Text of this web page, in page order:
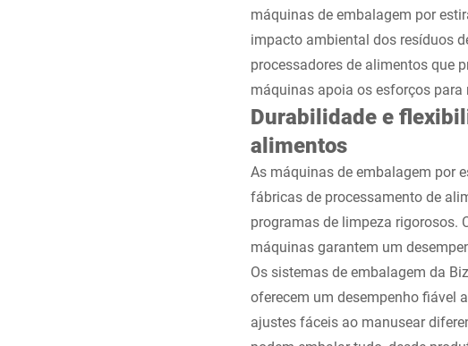
máquinas de embalagem por
impacto ambiental dos resíduos
processadores de alimentos que
máquinas apoia os esforços
Durabilidade e
alimentos
As máquinas de embalagem por
fábricas de processamento de
programas de limpeza rigorosos.
máquinas garantem um
Os sistemas de embalagem da
oferecem um desempenho fiável
ajustes fáceis ao manusear